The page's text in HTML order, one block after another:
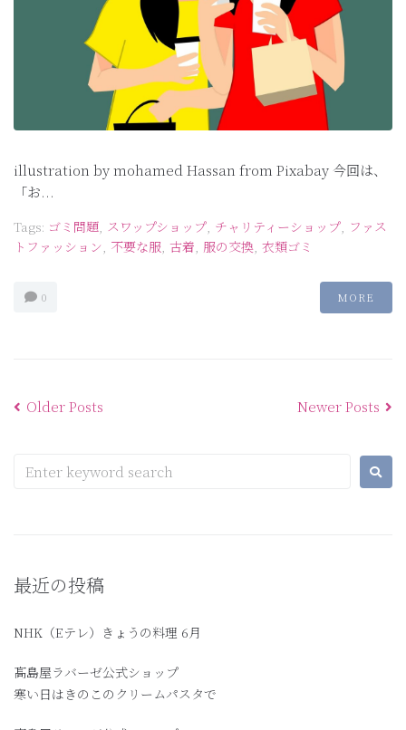
illustration by mohamed Hassan from Pixabay 今回は、
「お...
Tags: ゴミ問題, スワップショップ, チャリティーショップ, ファス
トファッション, 不要な服, 古着, 服の交換, 衣類ゴミ
0 MORE
Older Posts Newer Posts
最近の投稿
NHK（Eテレ）きょうの料理 6月
髙島屋ラバーゼ公式ショップ
寒い日はきのこのクリームパスタで